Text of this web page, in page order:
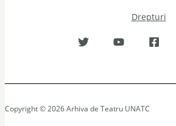
Drepturi
Copyright © 2026 Arhiva de Teatru UNATC